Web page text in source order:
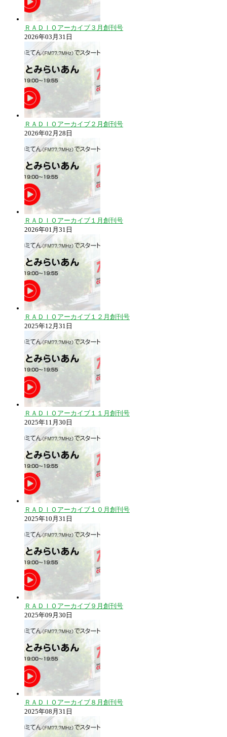
ＲＡＤＩＯアーカイブ３月創刊号
2026年03月31日
ＲＡＤＩＯアーカイブ２月創刊号
2026年02月28日
ＲＡＤＩＯアーカイブ１月創刊号
2026年01月31日
ＲＡＤＩＯアーカイブ１２月創刊号
2025年12月31日
ＲＡＤＩＯアーカイブ１１月創刊号
2025年11月30日
ＲＡＤＩＯアーカイブ１０月創刊号
2025年10月31日
ＲＡＤＩＯアーカイブ９月創刊号
2025年09月30日
ＲＡＤＩＯアーカイブ８月創刊号
2025年08月31日